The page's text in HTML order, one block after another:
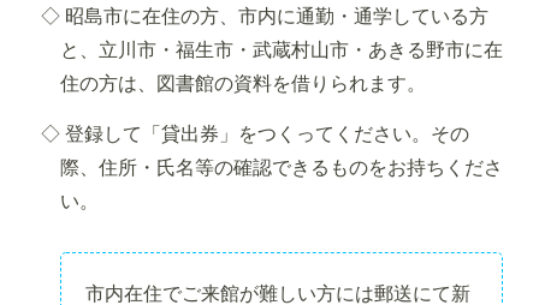
◇ 昭島市に在住の方、市内に通勤・通学している方
と、立川市・福生市・武蔵村山市・あきる野市に在
住の方は、図書館の資料を借りられます。
◇ 登録して「貸出券」をつくってください。その
際、住所・氏名等の確認できるものをお持ちくださ
い。
市内在住でご来館が難しい方には郵送にて新